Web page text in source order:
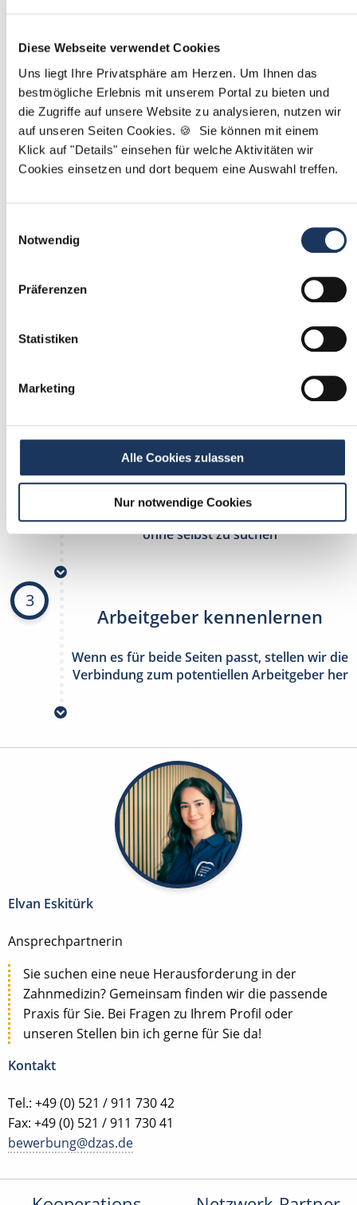
Diese Webseite verwendet Cookies
Uns liegt Ihre Privatsphäre am Herzen. Um Ihnen das
bestmögliche Erlebnis mit unserem Portal zu bieten und
die Zugriffe auf unsere Website zu analysieren, nutzen wir
auf unseren Seiten Cookies. 🍪 Sie können mit einem
Klick auf "Details" einsehen für welche Aktivitäten wir
Cookies einsetzen und dort bequem eine Auswahl treffen.
Notwendig
Präferenzen
Statistiken
Marketing
Alle Cookies zulassen
Nur notwendige Cookies
Sie haben dieses Formular schonmal abgesendet?Dann
müssen Sie das Formular nicht erneut abschicken,
sondern nurhierIhre Angaben für die Stellensuche
anpassen.
Mit markierte Felder sind Pflichtfelder
1
2
Passende Stellenangebote
erhalten
stetig neue Stellenangebote erhalten
ohne selbst zu suchen
3
Arbeitgeber kennenlernen
Wenn es für beide Seiten passt, stellen wir die
Verbindung zum potentiellen Arbeitgeber her
Elvan Eskitürk
Ansprechpartnerin
Sie suchen eine neue Herausforderung in der
Zahnmedizin? Gemeinsam finden wir die passende
Praxis für Sie. Bei Fragen zu Ihrem Profil oder
unseren Stellen bin ich gerne für Sie da!
Kontakt
Tel.: +49 (0) 521 / 911 730 42
Fax: +49 (0) 521 / 911 730 41
bewerbung@dzas.de